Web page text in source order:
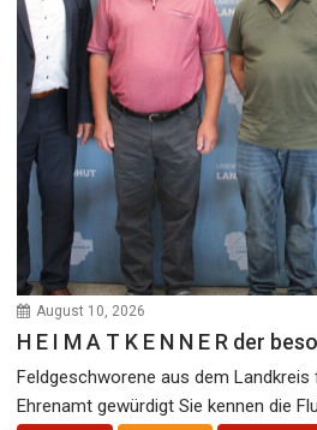
August 10, 2026
H E I M A T K E N N E R der
Feldgeschworene aus dem
Ehrenamt gewürdigt Sie kennen die